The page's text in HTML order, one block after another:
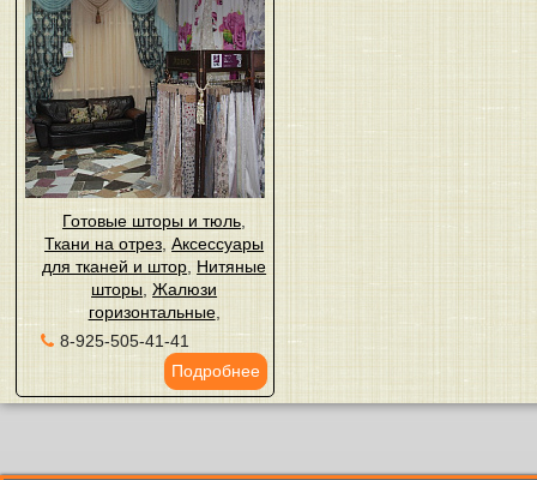
Готовые шторы и тюль
Ткани на отрез ,Аксессуары
для тканей и штор Нитяные
шторы ,Жалюзи
горизонтальные,
8-925-505-41-41
Подробнее